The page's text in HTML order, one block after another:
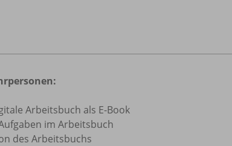
Arbeitsbuch als E-Book
im Arbeitsbuch
des Arbeitsbuchs